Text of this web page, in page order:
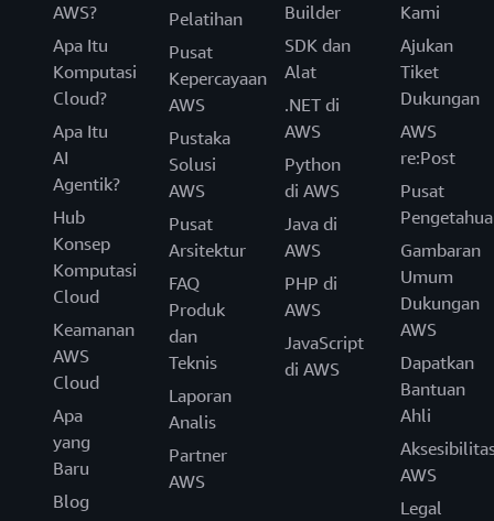
AWS?
Apa Itu
Komputasi
Cloud?
Apa Itu
AI
Agentik?
Hub
Konsep
Komputasi
Cloud
Keamanan
AWS
Cloud
Apa
yang
Baru
Blog
Pelatihan
Pusat
Kepercayaan
AWS
Pustaka
Solusi
AWS
Pusat
Arsitektur
FAQ
Produk
dan
Teknis
Laporan
Analis
Partner
AWS
Builder
SDK dan
Alat
.NET di
AWS
Python
di AWS
Java di
AWS
PHP di
AWS
JavaScript
di AWS
Kami
Ajukan
Tiket
Dukungan
AWS
re:Post
Pusat
Gambaran
Umum
Dukungan
AWS
Dapatkan
Bantuan
Ahli
AWS
Legal